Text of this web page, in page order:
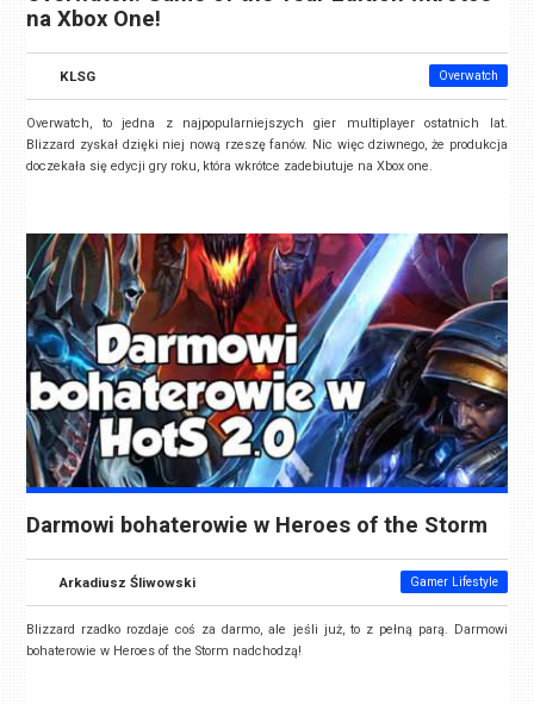
na Xbox One!
KLSG Overwatch
Overwatch, to jedna z najpopularniejszych gier multiplayer ostatnich lat.
Blizzard zyskał dzięki niej nową rzeszę fanów. Nic więc dziwnego, że produkcja
doczekała się edycji gry roku, która wkrótce zadebiutuje na Xbox one.
Darmowi bohaterowie w Heroes of the Storm
Arkadiusz Śliwowski Gamer Lifestyle
Blizzard rzadko rozdaje coś za darmo, ale jeśli już, to z pełną parą. Darmowi
bohaterowie w Heroes of the Storm nadchodzą!